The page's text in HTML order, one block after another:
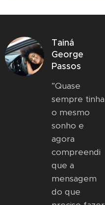
Tainá
George
Passos
”Quase
sempre tinha
o mesmo
sonho e
agora
compreendi
que a
mensagem
do que